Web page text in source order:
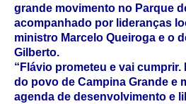
grande movimento no Parque
acompanhado por lideranças
ministro Marcelo Queiroga e o
Gilberto.
“Flávio prometeu e vai
do povo de Campina Grande e
agenda de desenvolvimento e